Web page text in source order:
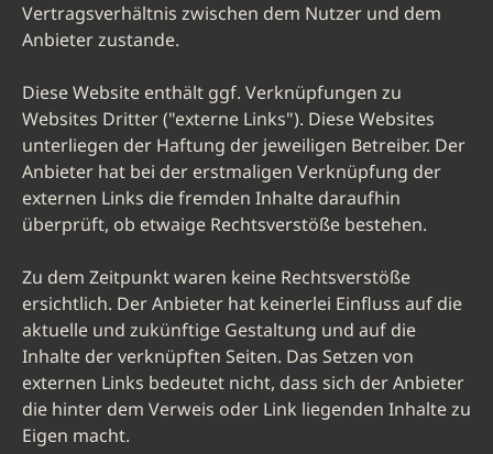
Vertragsverhältnis zwischen dem Nutzer und dem
Anbieter zustande.
Diese Website enthält ggf. Verknüpfungen zu
Websites Dritter ("externe Links"). Diese Websites
unterliegen der Haftung der jeweiligen Betreiber. Der
Anbieter hat bei der erstmaligen Verknüpfung der
externen Links die fremden Inhalte daraufhin
überprüft, ob etwaige Rechtsverstöße bestehen.
Zu dem Zeitpunkt waren keine Rechtsverstöße
ersichtlich. Der Anbieter hat keinerlei Einfluss auf die
aktuelle und zukünftige Gestaltung und auf die
Inhalte der verknüpften Seiten. Das Setzen von
externen Links bedeutet nicht, dass sich der Anbieter
die hinter dem Verweis oder Link liegenden Inhalte zu
Eigen macht.